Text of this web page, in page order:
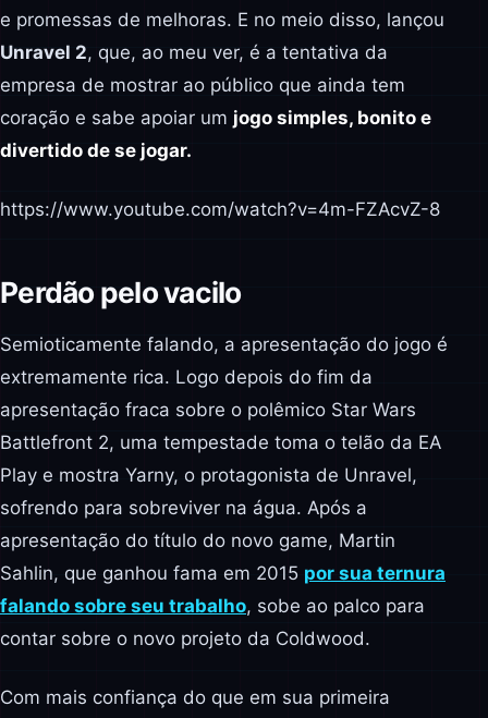
e promessas de melhoras. E no meio disso, lançou
Unravel 2, que, ao meu ver, é a tentativa da
empresa de mostrar ao público que ainda tem
coração e sabe apoiar um jogo simples, bonito e
divertido de se jogar.
https://www.youtube.com/watch?v=4m-FZAcvZ-8
Perdão pelo vacilo
Semioticamente falando, a apresentação do jogo é
extremamente rica. Logo depois do fim da
apresentação fraca sobre o polêmico Star Wars
Battlefront 2, uma tempestade toma o telão da EA
Play e mostra Yarny, o protagonista de Unravel,
sofrendo para sobreviver na água. Após a
apresentação do título do novo game, Martin
Sahlin, que ganhou fama em 2015 por sua ternura
falando sobre seu trabalho, sobe ao palco para
contar sobre o novo projeto da Coldwood.
Com mais confiança do que em sua primeira